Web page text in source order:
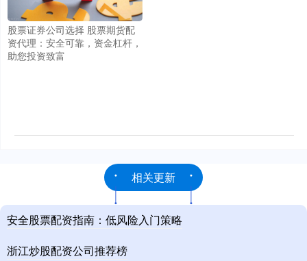
股票证券公司选择 股票期货配
资代理：安全可靠，资金杠杆，
助您投资致富
相关更新
安全股票配资指南：低风险入门策略
浙江炒股配资公司推荐榜